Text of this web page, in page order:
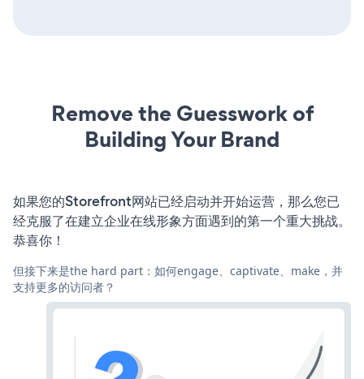
Remove the Guesswork of
Building Your Brand
如果您的Storefront网站已经启动并开始运营，那么您已
经克服了在建立企业在线形象方面遇到的第一个重大挑战。
恭喜你！
但接下来是the hard part：如何engage、captivate、make，并
支持更多的访问者？